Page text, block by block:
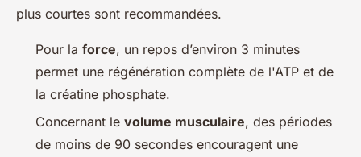
plus courtes sont recommandées.
Pour la force, un repos d’environ 3 minutes
permet une régénération complète de l'ATP et de
la créatine phosphate.
Concernant le volume musculaire, des périodes
de moins de 90 secondes encouragent une